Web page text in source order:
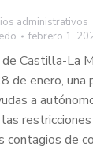
administrativos
febrero 1,
Castilla-La
de enero, una
a
restricciones
de